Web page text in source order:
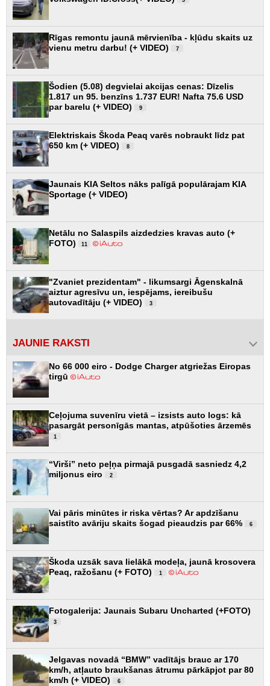
Rīgas remontu jaunā mērvienība - kļūdu skaits uz
vienu metru darbu! (+ VIDEO)
7
Šodien (5.08) degvielai akcijas cenas: Dīzelis
1.817 un 95. benzīns 1.737 EUR! Nafta 75.6 USD
par barelu (+ VIDEO)
9
Elektriskais Škoda Peaq varēs nobraukt līdz pat
650 km (+ VIDEO)
8
Jaunais KIA Seltos nāks palīgā populārajam KIA
Sportage (+ VIDEO)
Netālu no Salaspils aizdedzies kravas auto (+
FOTO)
11
"Zvaniet prezidentam" - likumsargi Āgenskalnā
aiztur agresīvu un, iespējams, iereibušu
autovadītāju (+ VIDEO)
3
JAUNIE RAKSTI
No 66 000 eiro - Dodge Charger atgriežas Eiropas
tirgū
Ceļojuma suvenīru vietā – izsists auto logs: kā
pasargāt personīgās mantas, atpūšoties ārzemēs
1
“Virši” neto peļņa pirmajā pusgadā sasniedz 4,2
miljonus eiro
2
Vai pāris minūtes ir riska vērtas? Ar apdzīšanu
saistīto avāriju skaits šogad pieaudzis par 66%
6
Škoda uzsāk sava lielākā modeļa, jaunā krosovera
Peaq, ražošanu (+ FOTO)
1
Fotogalerija: Jaunais Subaru Uncharted (+FOTO)
3
Jelgavas novadā “BMW” vadītājs brauc ar 170
km/h, atļauto braukšanas ātrumu pārkāpjot par 80
km/h (+ VIDEO)
6